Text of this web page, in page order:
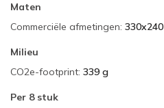
Maten
Commerciële afmetingen: 330x240
Milieu
CO2e-footprint: 339 g
Per 8 stuk